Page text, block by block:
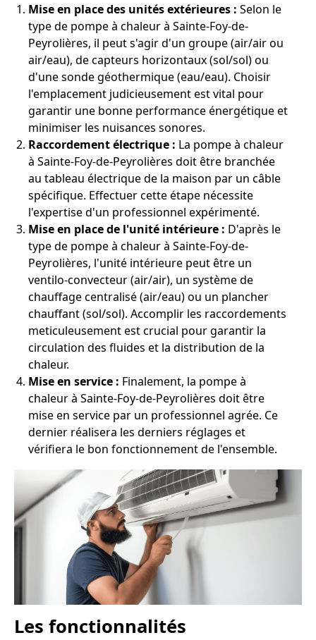
Mise en place des unités extérieures : Selon le
type de pompe à chaleur à Sainte-Foy-de-
Peyrolières, il peut s'agir d'un groupe (air/air ou
air/eau), de capteurs horizontaux (sol/sol) ou
d'une sonde géothermique (eau/eau). Choisir
l'emplacement judicieusement est vital pour
garantir une bonne performance énergétique et
minimiser les nuisances sonores.
Raccordement électrique : La pompe à chaleur
à Sainte-Foy-de-Peyrolières doit être branchée
au tableau électrique de la maison par un câble
spécifique. Effectuer cette étape nécessite
l'expertise d'un professionnel expérimenté.
Mise en place de l'unité intérieure : D'après le
type de pompe à chaleur à Sainte-Foy-de-
Peyrolières, l'unité intérieure peut être un
ventilo-convecteur (air/air), un système de
chauffage centralisé (air/eau) ou un plancher
chauffant (sol/sol). Accomplir les raccordements
meticuleusement est crucial pour garantir la
circulation des fluides et la distribution de la
chaleur.
Mise en service : Finalement, la pompe à
chaleur à Sainte-Foy-de-Peyrolières doit être
mise en service par un professionnel agrée. Ce
dernier réalisera les derniers réglages et
vérifiera le bon fonctionnement de l'ensemble.
Les fonctionnalités